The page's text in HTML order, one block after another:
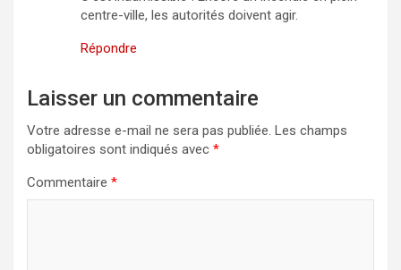
centre-ville, les autorités doivent agir.
Répondre
Laisser un commentaire
Votre adresse e-mail ne sera pas publiée. Les champs
obligatoires sont indiqués avec *
Commentaire *